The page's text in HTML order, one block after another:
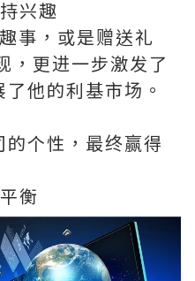
兴趣
事，或是赠送礼
，更进一步激发了
他的利基市场。
个性，最终赢得
衡